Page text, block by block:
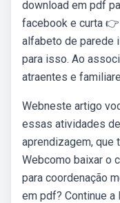
download em pdf
facebook e curta
alfabeto de parede
para isso. Ao
atraentes e
Webneste artigo
essas atividades
aprendizagem, que
Webcomo baixar o
para coordenação
em pdf? Continue a